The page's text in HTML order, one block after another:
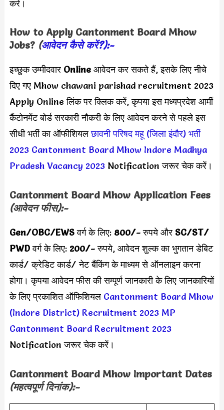
करें।
How to Apply Cantonment Board Mhow
Jobs?(आवेदन कैसे करें?):-
इच्छुक उम्मीदवार Online आवेदन कर सकते हैं, इसके लिए नीचे
दिए गए Mhow chawani parishad recruitment 2023
Apply Online लिंक पर क्लिक करें, कृपया इस मध्यप्रदेश आर्मी
कैंटोनमेंट बोर्ड सरकारी नौकरी के लिए आवेदन करने से पहले इस
सीधी भर्ती का ऑफीशियलछावनी परिषद महू (जिला इंदौर) भर्ती
2023 Cantonment Board Mhow Indore Madhya
Pradesh Vacancy 2023Notification जरूर चेक करें।
Cantonment Board Mhow Application Fees
(आवेदन फीस):-
Gen/OBC/EWSवर्ग के लिए:800/-रुपये औरSC/ST/
PWD वर्ग के लिए:200/-रुपये, आवेदन शुल्क का भुगतान डेबिट
कार्ड/ क्रेडिट कार्ड/ नेट बैंकिंग के माध्यम से ऑनलाइन करना
होगा। कृपया आवेदन फीस की सम्पूर्ण जानकारी के लिए जानकारियों
के लिए प्रकाशित ऑफिशियल Cantonment Board Mhow
(Indore District) Recruitment 2023 MP
Cantonment Board Recruitment 2023
Notification जरूर चेक करें।
Cantonment Board Mhow Important Dates
(महत्वपूर्ण दिनांक):-